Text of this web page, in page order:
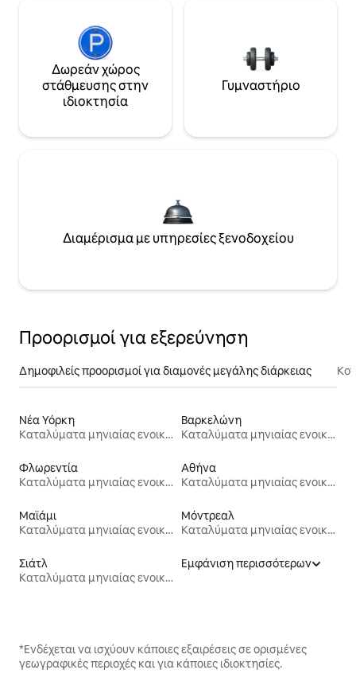
Δωρεάν χώρος
στάθμευσης στην
ιδιοκτησία
Γυμναστήριο
Διαμέρισμα με υπηρεσίες ξενοδοχείου
Προορισμοί για εξερεύνηση
Δημοφιλείς προορισμοί για διαμονές μεγάλης διάρκειας
Νέα Υόρκη
Καταλύματα μηνιαίας ενοικίασης
Βαρκελώνη
Καταλύματα μηνιαίας ενοικίασης
Φλωρεντία
Καταλύματα μηνιαίας ενοικίασης
Αθήνα
Καταλύματα μηνιαίας ενοικίασης
Μαϊάμι
Καταλύματα μηνιαίας ενοικίασης
Μόντρεαλ
Καταλύματα μηνιαίας ενοικίασης
Σιάτλ
Καταλύματα μηνιαίας ενοικίασης
Εμφάνιση περισσότερων
*Ενδέχεται να ισχύουν κάποιες εξαιρέσεις σε ορισμένες
γεωγραφικές περιοχές και για κάποιες ιδιοκτησίες.